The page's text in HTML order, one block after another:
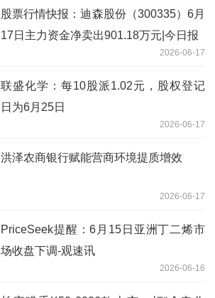
股票行情快报：迪森股份（300335）6月
17日主力资金净卖出901.18万元|今日报
2026-06-17
联盛化学：每10股派1.02元，股权登记
日为6月25日
2026-06-17
洪泽农商银行赋能营商环境提质增效
2026-06-17
PriceSeek提醒：6月15日亚洲丁二烯市
场收盘下调-观速讯
2026-06-16